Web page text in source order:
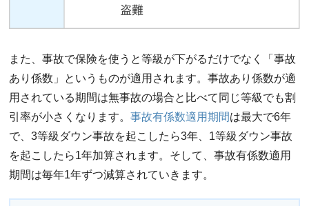
また、事故で保険を使うと等級が下がるだけでなく「事故
あり係数」というものが適用されます。事故あり係数が適
用されている期間は無事故の場合と比べて同じ等級でも割
引率が小さくなります。事故有係数適用期間は最大で6年
で、3等級ダウン事故を起こしたら3年、1等級ダウン事故
を起こしたら1年加算されます。そして、事故有係数適用
期間は毎年1年ずつ減算されていきます。